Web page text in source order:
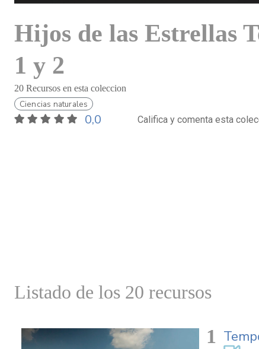
Hijos de las Estrellas
1 y 2
20 Recursos en esta coleccion
Ciencias naturales
0,0 Califica y comenta esta
Listado de los 20 recursos
1